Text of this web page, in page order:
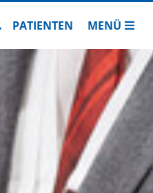
Zur Seitensuche
PATIENTEN MENÜ